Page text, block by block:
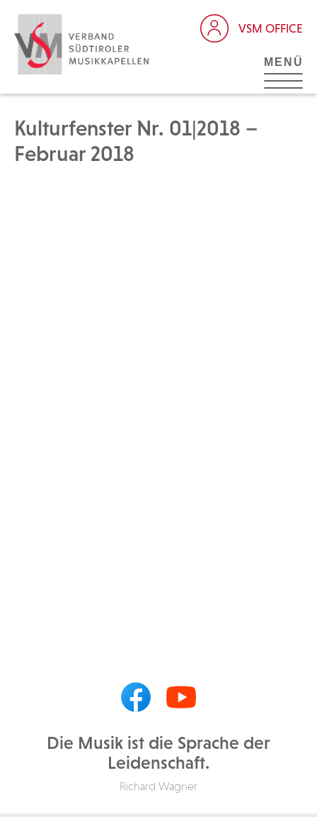
VSM OFFICE
MENÜ
Kulturfenster Nr. 01|2018 –
Februar 2018
Die Musik ist die Sprache der
Leidenschaft.
Richard Wagner